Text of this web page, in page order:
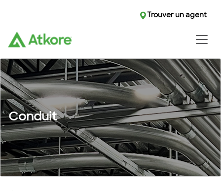
Trouver un agent
Conduit